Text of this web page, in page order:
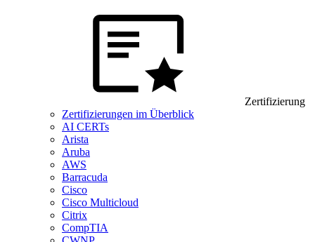
Zertifizierung
Zertifizierungen im Überblick
AI CERTs
Arista
Aruba
AWS
Barracuda
Cisco
Cisco Multicloud
Citrix
CompTIA